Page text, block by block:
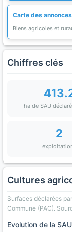
Carte des
Biens agricoles et
Chiffres clés
ha de SAU
2
Cultures
Surfaces déclarées
Commune (PAC).
Evolution de la